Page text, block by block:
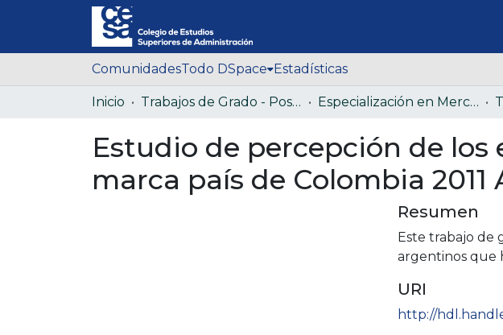
ComunidadesTodo DSpace Estadísticas
Inicio Trabajos de Grado - Posgrado Especialización en Mercadeo Estratégico - EME
Estudio de percepción de
marca país de Colombia
Resumen
Este trabajo de
argentinos que
URI
http://